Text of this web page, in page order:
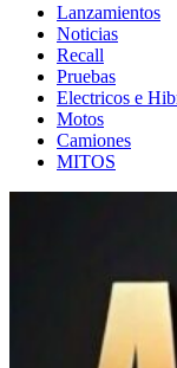
Lanzamientos
Noticias
Recall
Pruebas
Electricos e
Motos
Camiones
MITOS